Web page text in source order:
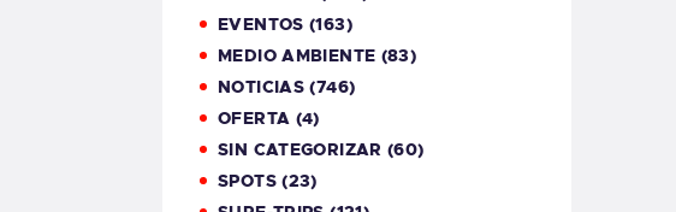
EVENTOS (163)
MEDIO AMBIENTE (83)
NOTICIAS (746)
OFERTA (4)
SIN CATEGORIZAR (60)
SPOTS(23)